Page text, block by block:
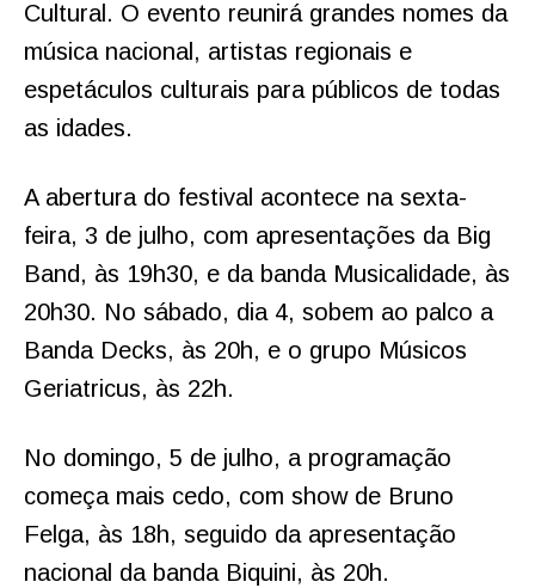
Cultural. O evento reunirá grandes nomes da
música nacional, artistas regionais e
espetáculos culturais para públicos de todas
as idades.
A abertura do festival acontece na sexta-
feira, 3 de julho, com apresentações da Big
Band, às 19h30, e da banda Musicalidade, às
20h30. No sábado, dia 4, sobem ao palco a
Banda Decks, às 20h, e o grupo Músicos
Geriatricus, às 22h.
No domingo, 5 de julho, a programação
começa mais cedo, com show de Bruno
Felga, às 18h, seguido da apresentação
nacional da banda Biquini, às 20h.